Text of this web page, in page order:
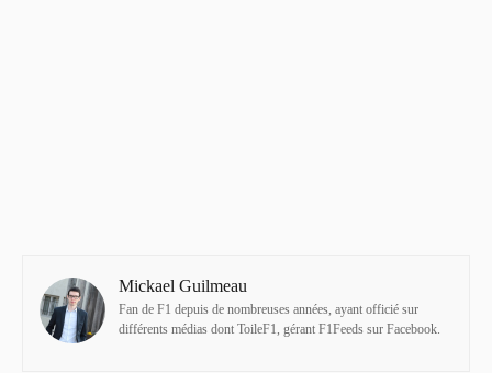
Mickael Guilmeau
Fan de F1 depuis de nombreuses années, ayant officié sur
différents médias dont ToileF1, gérant F1Feeds sur Facebook.